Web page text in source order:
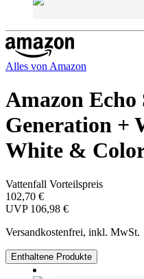
Alles von Amazon
Amazon Echo
Generation +
White &
Vattenfall Vorteilspreis
102,70 €
UVP 106,98 €
Versandkostenfrei, inkl. MwSt.
Enthaltene Produkte